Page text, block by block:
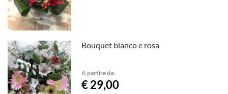
Bouquet bianco e rosa
A partire da:
€ 29,00